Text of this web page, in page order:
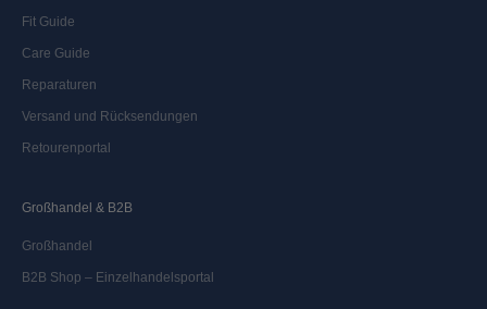
Fit Guide
Care Guide
Reparaturen
Versand und Rücksendungen
Retourenportal
Großhandel & B2B
Großhandel
B2B Shop – Einzelhandelsportal